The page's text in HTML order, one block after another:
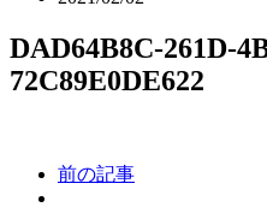
DAD64B8C-261D-
72C89E0DE622
前の記事